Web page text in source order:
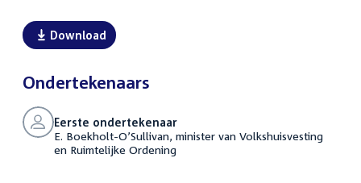
Download
Ondertekenaars
Eerste ondertekenaar
E. Boekholt-O’Sullivan, minister van Volkshuisvesting
en Ruimtelijke Ordening